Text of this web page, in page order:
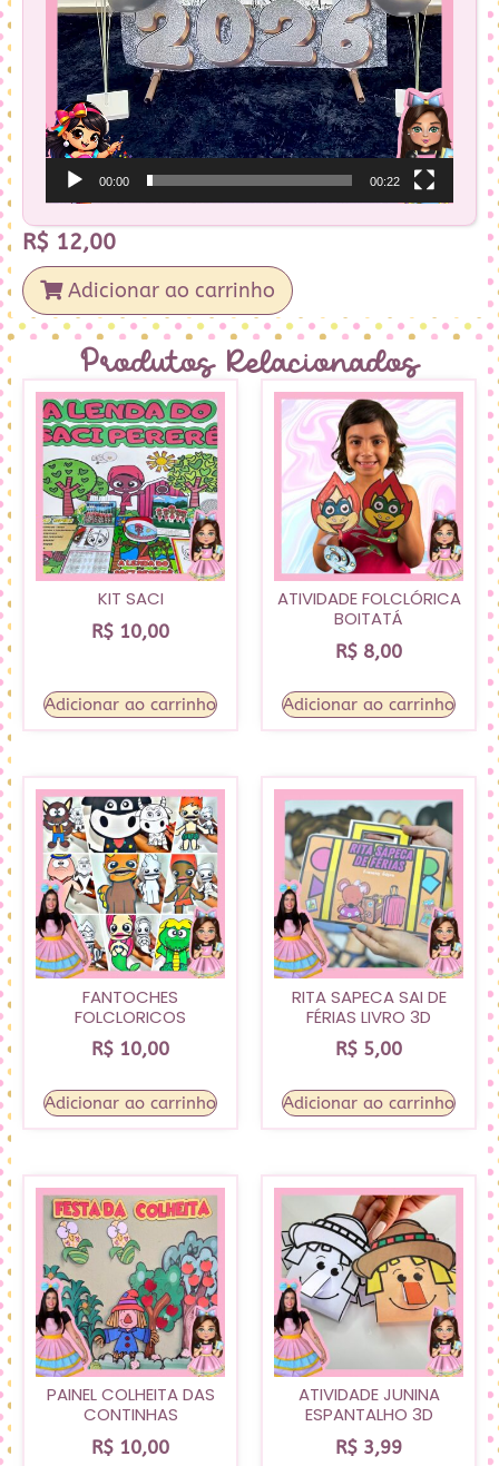
00:00 00:22
R$ 12,00
Adicionar ao carrinho
Produtos Relacionados
KIT SACI
R$ 10,00
Adicionar ao carrinho
ATIVIDADE FOLCLÓRICA
BOITATÁ
R$ 8,00
Adicionar ao carrinho
FANTOCHES
FOLCLORICOS
R$ 10,00
Adicionar ao carrinho
RITA SAPECA SAI DE
FÉRIAS LIVRO 3D
R$ 5,00
Adicionar ao carrinho
PAINEL COLHEITA DAS
CONTINHAS
R$ 10,00
ATIVIDADE JUNINA
ESPANTALHO 3D
R$ 3,99